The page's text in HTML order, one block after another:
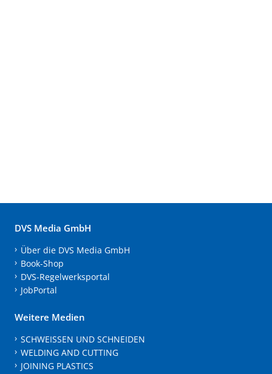
DVS Media GmbH
Über die DVS Media GmbH
Book-Shop
DVS-Regelwerksportal
JobPortal
Weitere Medien
SCHWEISSEN UND SCHNEIDEN
WELDING AND CUTTING
JOINING PLASTICS